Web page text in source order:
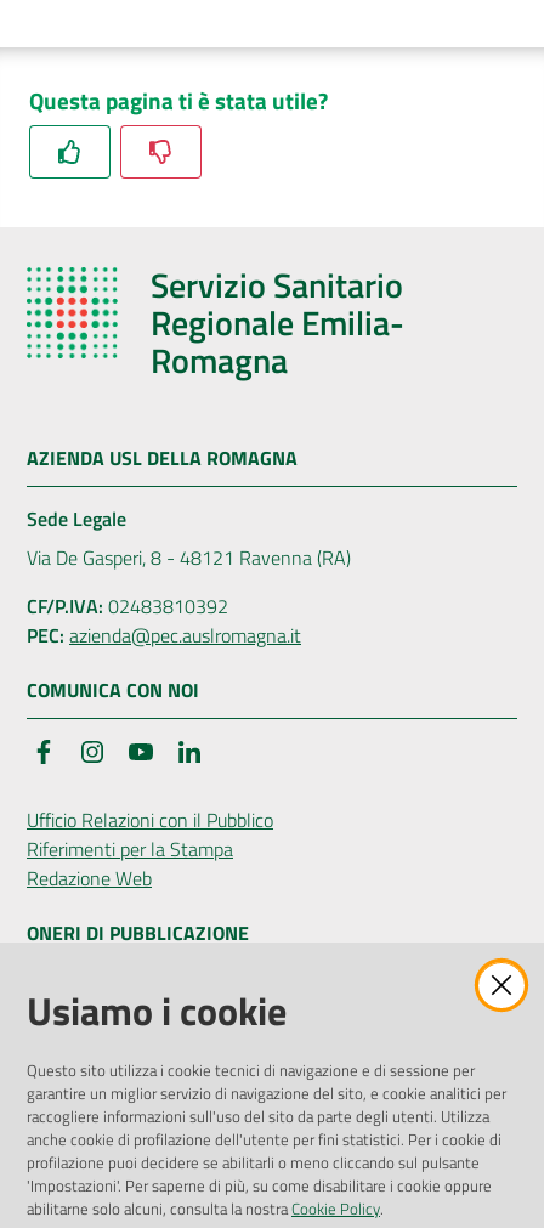
Questa pagina ti è stata utile?
Servizio Sanitario
Regionale Emilia-
Romagna
AZIENDA USL DELLA ROMAGNA
Sede Legale
Via De Gasperi, 8 - 48121 Ravenna (RA)
CF/P.IVA: 02483810392
PEC: azienda@pec.auslromagna.it
COMUNICA CON NOI
FacebookInstagramYouTube
Ufficio Relazioni con il Pubblico
Riferimenti per la Stampa
Redazione Web
ONERI DI PUBBLICAZIONE
Amministrazione Trasparente
Pubblicità legale
Privacy Policy
Attuazione Misure PNRR
Liste di Attesa
ENTI, IMPRESE E PARTNER
Usiamo i cookie
Questo sito utilizza i cookie tecnici di navigazione e di sessione per
garantire un miglior servizio di navigazione del sito, e cookie analitici per
raccogliere informazioni sull'uso del sito da parte degli utenti. Utilizza
anche cookie di profilazione dell'utente per fini statistici. Per i cookie di
profilazione puoi decidere se abilitarli o meno cliccando sul pulsante
'Impostazioni'. Per saperne di più, su come disabilitare i cookie oppure
abilitarne solo alcuni, consulta la nostraCookie Policy.